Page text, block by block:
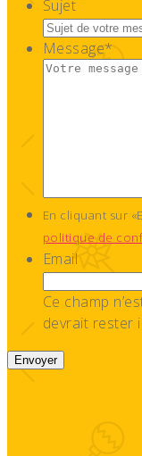
Sujet
Message*
En cliquant sur
politique de
Email
Ce champ
devrait rester